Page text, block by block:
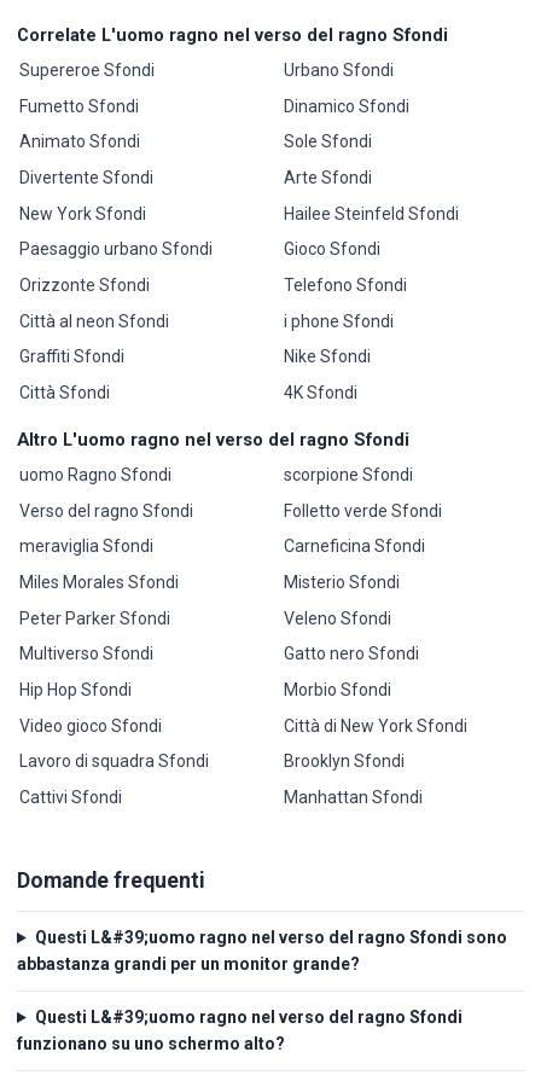
Correlate L'uomo ragno nel verso del ragno Sfondi
Supereroe Sfondi
Fumetto Sfondi
Animato Sfondi
Divertente Sfondi
New York Sfondi
Paesaggio urbano Sfondi
Orizzonte Sfondi
Città al neon Sfondi
Graffiti Sfondi
Città Sfondi
Urbano Sfondi
Dinamico Sfondi
Sole Sfondi
Arte Sfondi
Hailee Steinfeld Sfondi
Gioco Sfondi
Telefono Sfondi
i phone Sfondi
Nike Sfondi
4K Sfondi
Altro L'uomo ragno nel verso del ragno Sfondi
uomo Ragno Sfondi
Verso del ragno Sfondi
meraviglia Sfondi
Miles Morales Sfondi
Peter Parker Sfondi
Multiverso Sfondi
Hip Hop Sfondi
Video gioco Sfondi
Lavoro di squadra Sfondi
Cattivi Sfondi
scorpione Sfondi
Folletto verde Sfondi
Carneficina Sfondi
Misterio Sfondi
Veleno Sfondi
Gatto nero Sfondi
Morbio Sfondi
Città di New York Sfondi
Brooklyn Sfondi
Manhattan Sfondi
Domande frequenti
Questi L&#39;uomo ragno nel verso del ragno Sfondi sono
abbastanza grandi per un monitor grande?
Questi L&#39;uomo ragno nel verso del ragno Sfondi
funzionano su uno schermo alto?